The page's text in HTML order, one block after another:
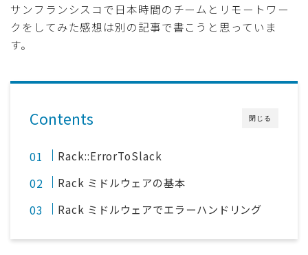
採用
公式ページ
サンフランシスコで日本時間のチームとリモートワー
クをしてみた感想は別の記事で書こうと思っていま
す。
閉じる
Contents
Rack::ErrorToSlack
Rack ミドルウェアの基本
Rack ミドルウェアでエラーハンドリング